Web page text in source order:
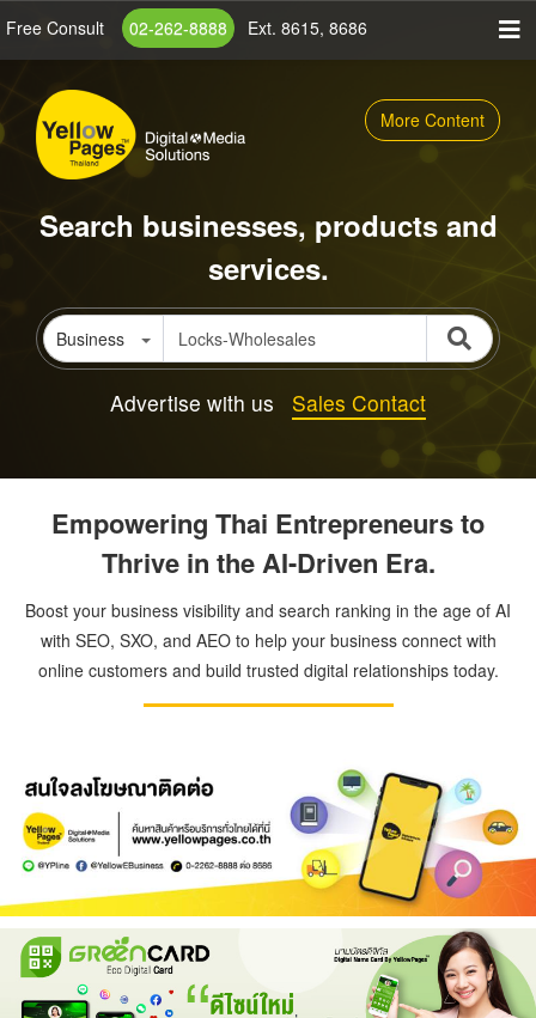
content
Free Consult 02-262-8888 Ext. 8615, 8686
More Content
Search businesses, products and
services.
Business
Advertise with us Sales Contact
Empowering Thai Entrepreneurs to
Thrive in the AI-Driven Era.
Boost your business visibility and search ranking in the age of AI
with SEO, SXO, and AEO to help your business connect with
online customers and build trusted digital relationships today.